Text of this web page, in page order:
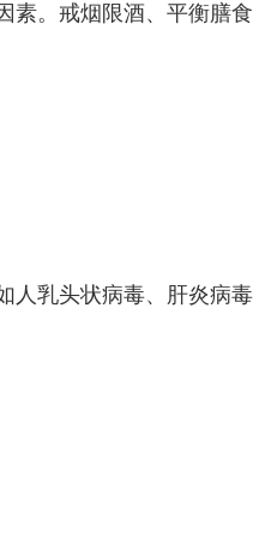
。戒烟限酒、平衡膳
乳头状病毒、肝炎病